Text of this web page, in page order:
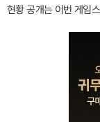
현황 공개는 이번 게임